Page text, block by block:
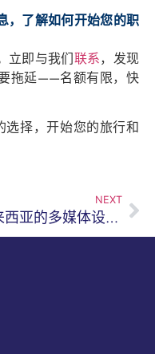
，了解如何开始您的职
立即与我们联系，发现
拖延——名额有限，快
选择，开始您的旅行和
NEXT
马来西亚的多媒体设计课程：2025年创意科技教室的真实面貌？